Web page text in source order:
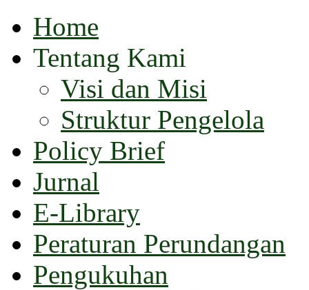
Home
Tentang Kami
Visi dan Misi
Struktur Pengelola
Policy Brief
Jurnal
E-Library
Peraturan Perundangan
Pengukuhan